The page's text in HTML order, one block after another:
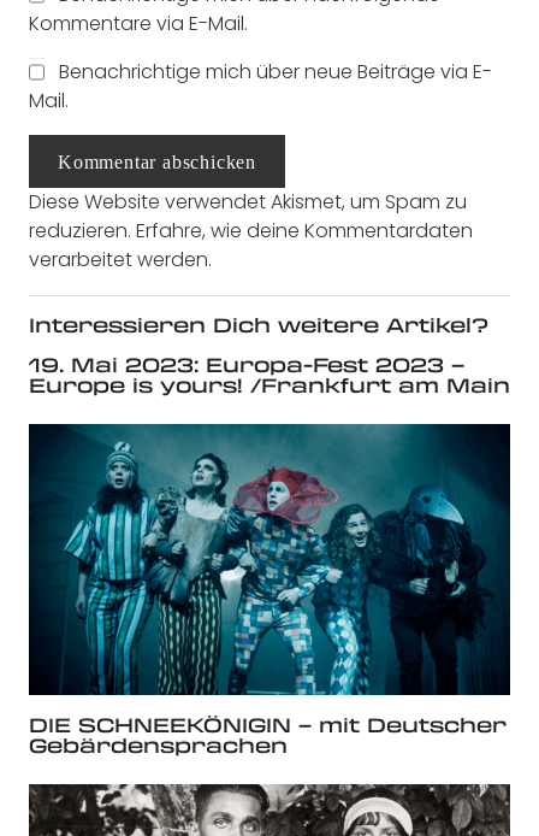
Kommentare via E-Mail.
Benachrichtige mich über neue Beiträge via E-
Mail.
Kommentar abschicken
Diese Website verwendet Akismet, um Spam zu
reduzieren. Erfahre, wie deine Kommentardaten
verarbeitet werden.
Interessieren Dich weitere Artikel?
19. Mai 2023: Europa-Fest 2023 –
Europe is yours! /Frankfurt am Main
DIE SCHNEEKÖNIGIN – mit Deutscher
Gebärdensprachen